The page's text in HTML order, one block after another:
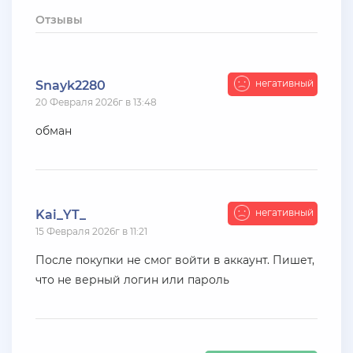
harya
+ 10 руб 11 Июля 2026г в 16:55
KAPital
ыхыхыхых
+ 4000 руб
Vlad_Esidisi
нассал
10 Июля 2026г в 18:06
Отзывы
Snayk2280
20 Февраля 2026г в 13:48
негативный
обман
Kai_YT_
15 Февраля 2026г в 11:21
негативный
После покупки не смог войти в аккаунт. Пишет,
что не верный логин или пароль